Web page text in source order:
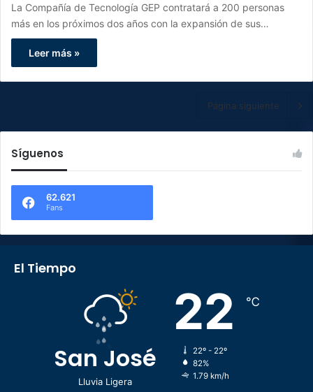
La Compañía de Tecnología GEP contratará a 200 personas
más en los próximos dos años con la expansión de sus…
Leer más »
Página siguiente
Síguenos
62.621
Fans
El Tiempo
San José
Lluvia Ligera
22 ℃
22º - 22º
82%
1.79 km/h